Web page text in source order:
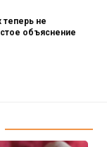
теперь не
объяснение